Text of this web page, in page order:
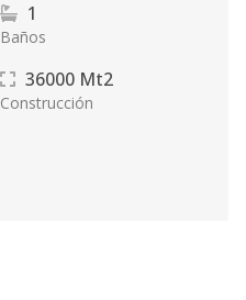
1
Baños
36000 Mt2
Construcción